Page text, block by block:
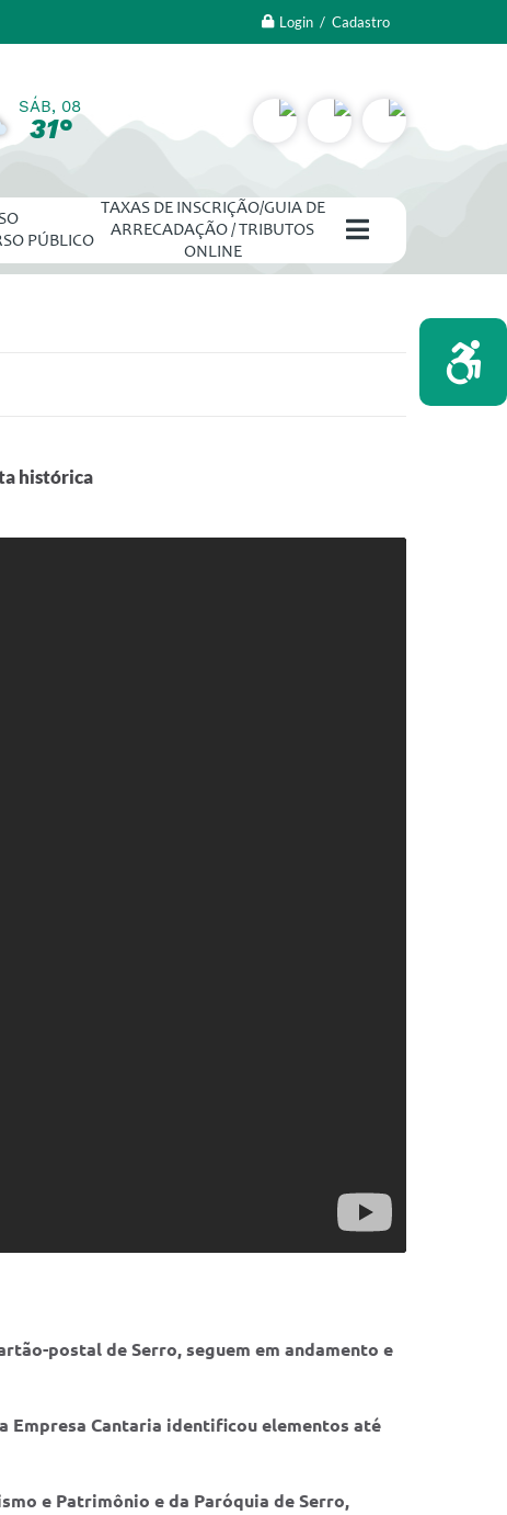
Login / Cadastro
SÁB, 08
31°
PÚBLICO
TAXAS DE INSCRIÇÃO/GUIA DE
ARRECADAÇÃO / TRIBUTOS
ONLINE
histórica
postal de Serro, seguem em andamento e
Empresa Cantaria identificou elementos até
e Patrimônio e da Paróquia de Serro,